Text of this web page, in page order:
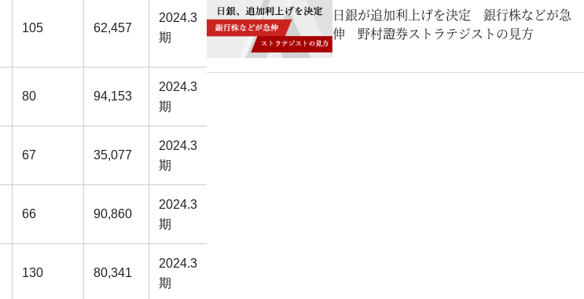
105 62,457
2024.3
期
80 94,153
2024.3
期
67 35,077
2024.3
期
66 90,860
2024.3
期
130 80,341
2024.3
期
日銀が追加利上げを決定 銀行株などが急
伸 野村證券ストラテジストの見方